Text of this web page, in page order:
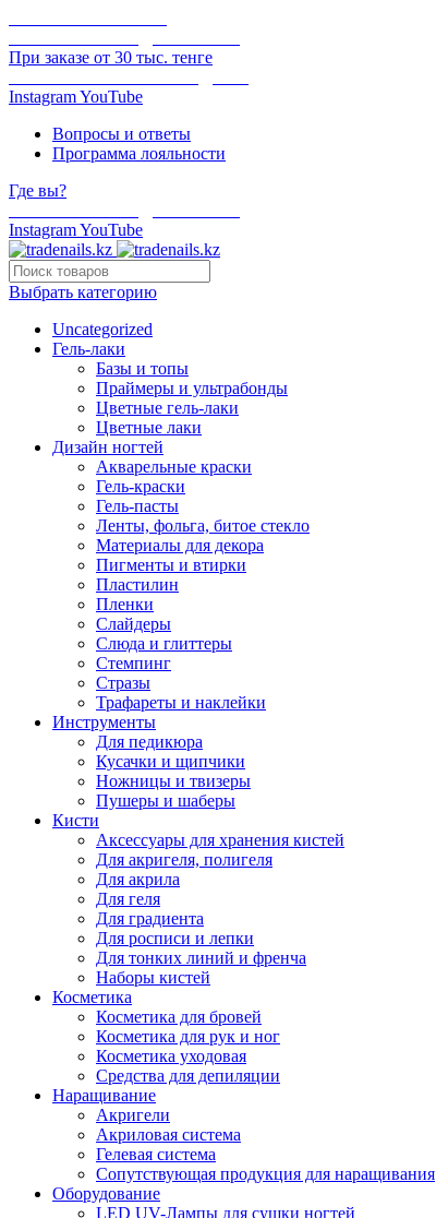
При заказе от 30 тыс. тенге
InstagramYouTube
Вопросы и ответы
Программа лояльности
Где вы?
InstagramYouTube
Выбрать категорию
Uncategorized
Гель-лаки
Базы и топы
Праймеры и ультрабонды
Цветные гель-лаки
Цветные лаки
Дизайн ногтей
Акварельные краски
Гель-краски
Гель-пасты
Ленты, фольга, битое стекло
Материалы для декора
Пигменты и втирки
Пластилин
Пленки
Слайдеры
Слюда и глиттеры
Стемпинг
Стразы
Трафареты и наклейки
Инструменты
Для педикюра
Кусачки и щипчики
Ножницы и твизеры
Пушеры и шаберы
Кисти
Аксессуары для хранения кистей
Для акригеля, полигеля
Для акрила
Для геля
Для градиента
Для росписи и лепки
Для тонких линий и френча
Наборы кистей
Косметика
Косметика для бровей
Косметика для рук и ног
Косметика уходовая
Средства для депиляции
Наращивание
Акригели
Акриловая система
Гелевая система
Сопутствующая продукция для наращивания
Оборудование
LED UV-Лампы для сушки ногтей